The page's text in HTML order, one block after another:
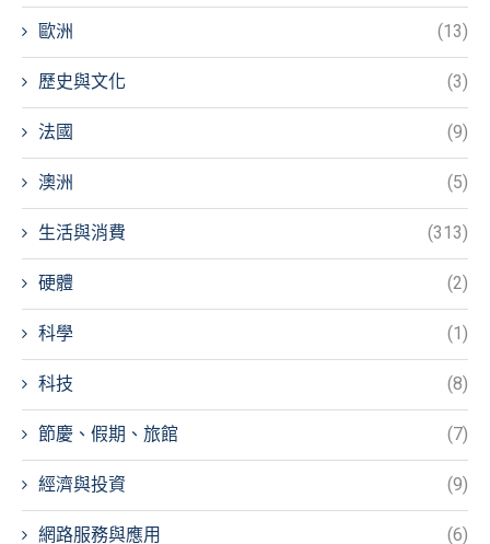
歐洲 (13)
歷史與文化 (3)
法國 (9)
澳洲 (5)
生活與消費 (313)
硬體 (2)
科學 (1)
科技 (8)
節慶、假期、旅館 (7)
經濟與投資 (9)
網路服務與應用 (6)